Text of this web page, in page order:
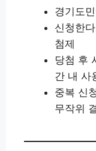
경기도
신청한
첨제
당첨 후
간 내 사
중복 신
무작위